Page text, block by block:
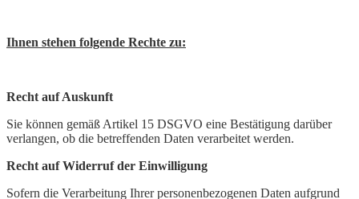
Ihnen stehen folgende Rechte zu:
Recht auf Auskunft
Sie können gemäß Artikel 15 DSGVO eine Bestätigung darüber
verlangen, ob die betreffenden Daten verarbeitet werden.
Recht auf Widerruf der Einwilligung
Sofern die Verarbeitung Ihrer personenbezogenen Daten aufgrund